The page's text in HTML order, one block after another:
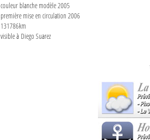
couleur blanche modèle 2005
première mise en circulation 2006
131786km
visible à Diego Suarez